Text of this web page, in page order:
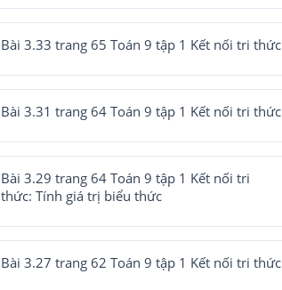
Bài 3.33 trang 65 Toán 9 tập 1 Kết nối tri thức
Bài 3.31 trang 64 Toán 9 tập 1 Kết nối tri thức
Bài 3.29 trang 64 Toán 9 tập 1 Kết nối tri
thức: Tính giá trị biểu thức
Bài 3.27 trang 62 Toán 9 tập 1 Kết nối tri thức